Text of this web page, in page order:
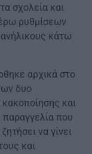
σχολεία και
ρυθμίσεων
κάτω
αρχικά στο
δυο
και
παραγγελία που
να γίνει
και